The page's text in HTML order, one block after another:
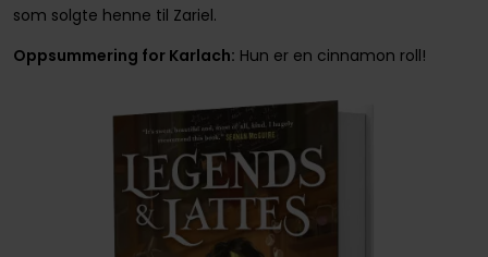
som solgte henne til Zariel.
Oppsummering for Karlach: Hun er en cinnamon roll!